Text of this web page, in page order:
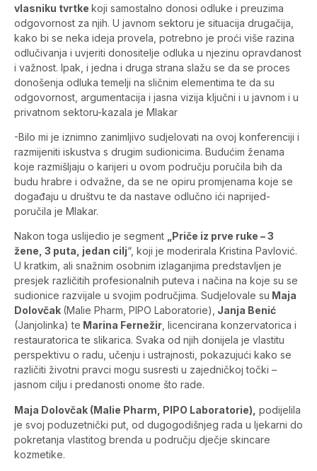
vlasniku tvrtke koji samostalno donosi odluke i preuzima
odgovornost za njih. U javnom sektoru je situacija drugačija,
kako bi se neka ideja provela, potrebno je proći više razina
odlučivanja i uvjeriti donositelje odluka u njezinu opravdanost
i važnost. Ipak, i jedna i druga strana slažu se da se proces
donošenja odluka temelji na sličnim elementima te da su
odgovornost, argumentacija i jasna vizija ključni i u javnom i u
privatnom sektoru-kazala je Mlakar
-Bilo mi je iznimno zanimljivo sudjelovati na ovoj konferenciji i
razmijeniti iskustva s drugim sudionicima. Budućim ženama
koje razmišljaju o karijeri u ovom području poručila bih da
budu hrabre i odvažne, da se ne opiru promjenama koje se
događaju u društvu te da nastave odlučno ići naprijed-
poručila je Mlakar.
Nakon toga uslijedio je segment
„Priče iz prve ruke – 3
žene, 3 puta, jedan cilj“, koji je moderirala Kristina Pavlović.
U kratkim, ali snažnim osobnim izlaganjima predstavljen je
presjek različitih profesionalnih puteva i načina na koje su se
sudionice razvijale u svojim područjima. Sudjelovale su Maja
Dolovčak (Malie Pharm, PIPO Laboratorie), Janja Benić
(Janjolinka) te Marina Fernežir , licencirana konzervatorica i
restauratorica te slikarica. Svaka od njih donijela je vlastitu
perspektivu o radu, učenju i ustrajnosti, pokazujući kako se
različiti životni pravci mogu susresti u zajedničkoj točki –
jasnom cilju i predanosti onome što rade.
Maja Dolovčak (Malie Pharm, PIPO Laboratorie), podijelila
je svoj poduzetnički put, od dugogodišnjeg rada u ljekarni do
pokretanja vlastitog brenda u području dječje skincare
kozmetike.